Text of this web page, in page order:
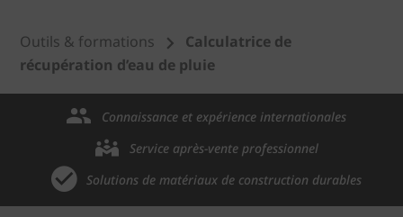
Outils & formations
Calculatrice de
récupération d’eau de pluie
Connaissance et expérience internationales
Service après-vente professionnel
Solutions de matériaux de construction durables